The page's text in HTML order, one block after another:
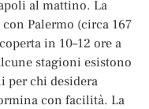
al mattino. La
Palermo (circa 167
in 10–12 ore a
stagioni esistono
per chi desidera
con facilità. La